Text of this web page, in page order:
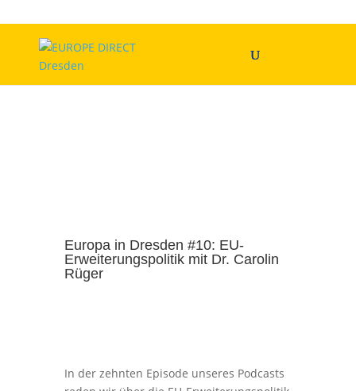
Europa in Dresden #10: EU-
Erweiterungspolitik mit Dr. Carolin
Rüger
In der zehnten Episode unseres Podcasts